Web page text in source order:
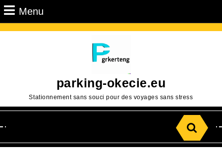
Passer
au
Menu
parking-okecie.eu
Stationnement sans souci pour des voyages sans stress
for: